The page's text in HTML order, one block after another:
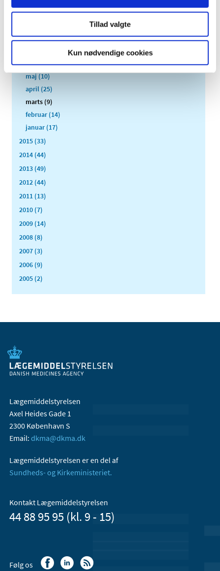
Tillad valgte
Kun nødvendige cookies
oktober (13)
august (15)
juni (15)
maj (10)
april (25)
marts (9)
februar (14)
januar (17)
2015 (33)
2014 (44)
2013 (49)
2012 (44)
2011 (13)
2010 (7)
2009 (14)
2008 (8)
2007 (3)
2006 (9)
2005 (2)
Lægemiddelstyrelsen
Axel Heides Gade 1
2300 København S
Email: dkma@dkma.dk
Lægemiddelstyrelsen er en del af
Sundheds- og Kirkeministeriet.
Kontakt Lægemiddelstyrelsen
44 88 95 95 (kl. 9 - 15)
Følg os